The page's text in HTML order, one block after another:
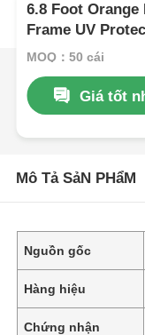
6.8 Foot Orange
Frame UV
biển màu cam
MOQ：50 cái
Giá tốt
Mô Tả SảN PHẩM
Nguồn gốc
Hàng hiệu
Chứng nhận